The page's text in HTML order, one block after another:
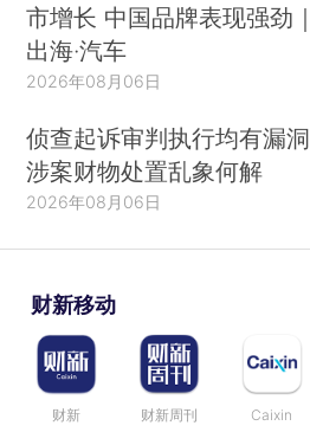
市增长 中国品牌表现强劲｜
出海·汽车
2026年08月06日
侦查起诉审判执行均有漏洞
涉案财物处置乱象何解
2026年08月06日
财新移动
财新 财新周刊 Caixin